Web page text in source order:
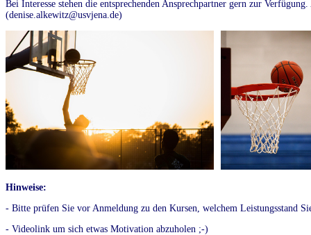
Bei Interesse stehen die entsprechenden Ansprechpartner gern zur
(denise.alkewitz@usvjena.de)
Hinweise:
- Bitte prüfen Sie vor Anmeldung zu den Kursen, welchem Leistungsstand
- Videolink um sich etwas Motivation abzuholen ;-)